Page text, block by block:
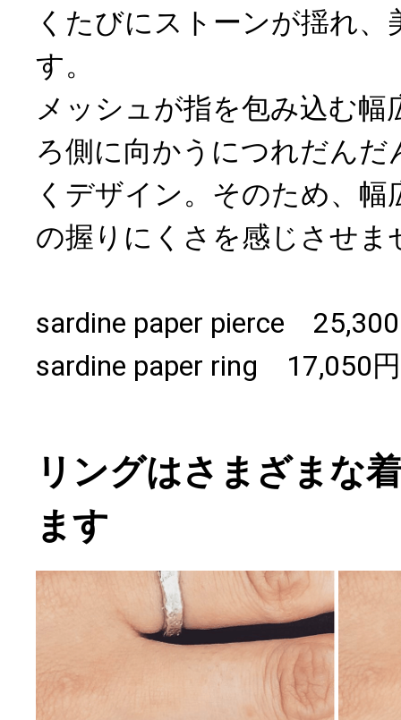
くたびにストーンが揺れ
す。
メッシュが指を包み込む幅
ろ側に向かうにつれだん
くデザイン。そのため、
の握りにくさを感じさせま
sardine paper pierce
sardine paper ring 17,050
リングはさまざまな
ます